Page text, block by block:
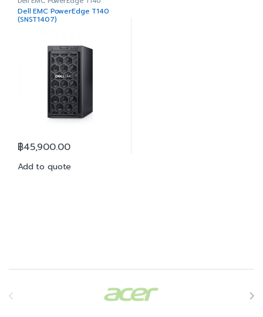
Dell EMC PowerEdge T140
(SNST1407)
฿45,900.00
Add to quote